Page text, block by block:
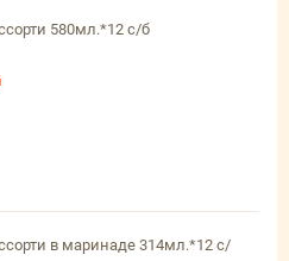
580мл.*12 с/б
в маринаде 314мл.*12 с/